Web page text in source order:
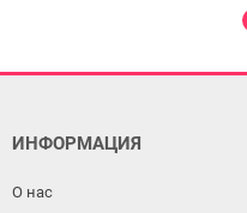
ИНФОРМАЦИЯ
О нас